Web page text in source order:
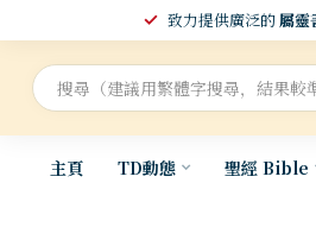
致力提供廣泛的屬靈
主頁 TD動態 聖經 Bible